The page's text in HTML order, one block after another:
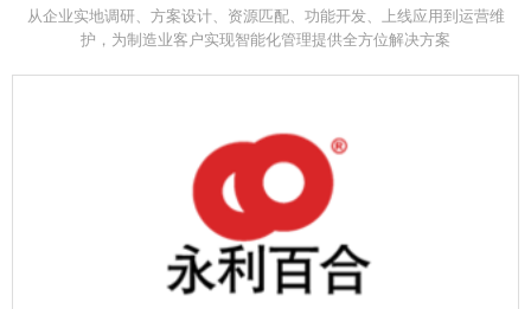
从企业实地调研、方案设计、资源匹配、功能开发、上线应用到运营维
护，为制造业客户实现智能化管理提供全方位解决方案